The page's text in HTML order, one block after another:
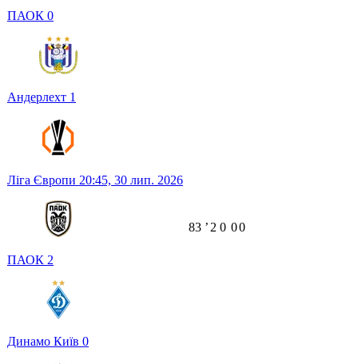
ПАОК 0
Андерлехт 1
Ліга Європи 20:45, 30 лип. 2026
ПАОК 2
Динамо Київ 0
83 ʼ 2 0 00